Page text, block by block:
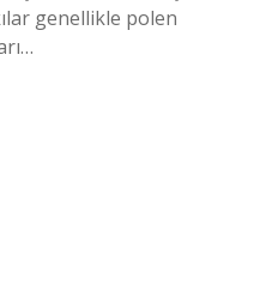
genellikle polen